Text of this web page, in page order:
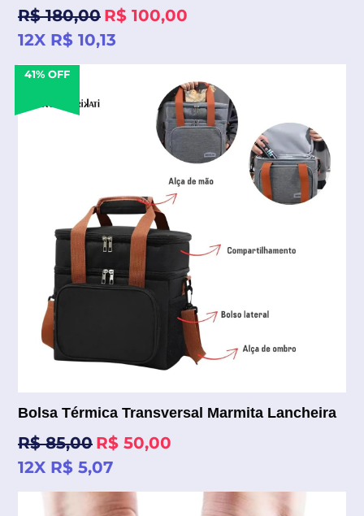
Preço
normal
R$ 180,00 R$ 100,00
12X R$ 10,13
41% OFF
Bolsa Térmica Transversal Marmita Lancheira
Preço
normal
R$ 85,00 R$ 50,00
12X R$ 5,07